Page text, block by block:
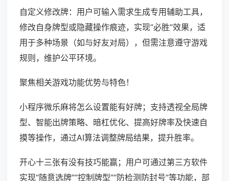
自定义修改牌：用户可输入需求生成专用辅助工具，
修改自身牌型或隐藏操作痕迹，实现“必胜”效果，适
用于多种场景（如与好友对局），但需注意遵守游戏
规则，维护公平环境。
聚焦相关游戏功能优势与特色！
小程序微乐麻将怎么设置能有好牌；支持透视全局牌
型、智能出牌策略、暗杠优化、提高好牌率及快速自
摸等操作，通过AI算法调整牌局结果，提升胜率。
开心十三张有没有技巧能赢；用户可通过第三方软件
实现“随意选牌”“控制牌型”“防检测防封号”等功能，部